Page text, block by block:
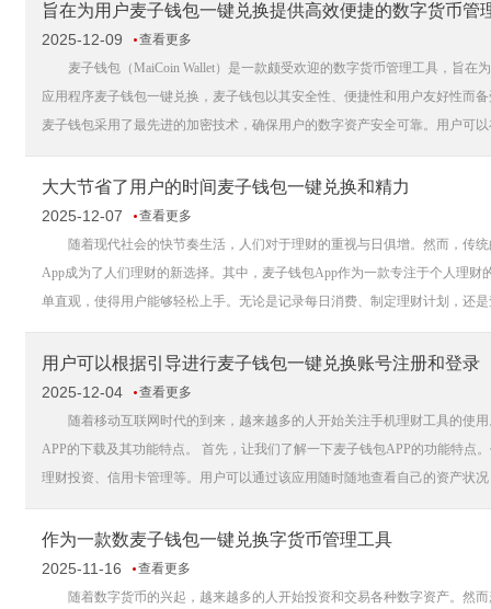
旨在为用户麦子钱包一键兑换提供高效便捷的数字货币管
2025-12-09
查看更多
麦子钱包（MaiCoin Wallet）是一款颇受欢迎的数字货币管理工具，旨在
应用程序麦子钱包一键兑换，麦子钱包以其安全性、便捷性和用户友好性而
麦子钱包采用了最先进的加密技术，确保用户的数字资产安全可靠。用户可
大大节省了用户的时间麦子钱包一键兑换和精力
2025-12-07
查看更多
随着现代社会的快节奏生活，人们对于理财的重视与日俱增。然而，传
App成为了人们理财的新选择。其中，麦子钱包App作为一款专注于个人理
单直观，使得用户能够轻松上手。无论是记录每日消费、制定理财计划，还
用户可以根据引导进行麦子钱包一键兑换账号注册和登录
2025-12-04
查看更多
随着移动互联网时代的到来，越来越多的人开始关注手机理财工具的使用
APP的下载及其功能特点。 首先，让我们了解一下麦子钱包APP的功能特点
理财投资、信用卡管理等。用户可以通过该应用随时随地查看自己的资产状
作为一款数麦子钱包一键兑换字货币管理工具
2025-11-16
查看更多
随着数字货币的兴起，越来越多的人开始投资和交易各种数字资产。然